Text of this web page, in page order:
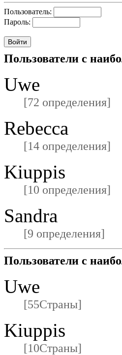
Пользователь:
Пароль:
Пользователи с
Uwe
[72 определения]
Rebecca
[14 определения]
Kiuppis
[10 определения]
Sandra
[9 определения]
Пользователи с
Uwe
[55Страны]
Kiuppis
[10Страны]